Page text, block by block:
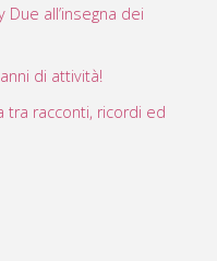
Due all’insegna dei
di attività!
tra racconti, ricordi ed